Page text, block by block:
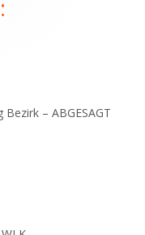
– ABGESAGT